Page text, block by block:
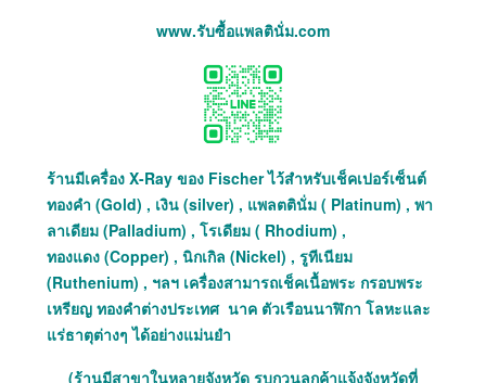
www.รับซื้อแพลตินั่ม.com
ร้านมีเครื่อง X-Ray ของ Fischer ไว้สำหรับเช็คเปอร์เซ็นต์
ทองคำ (Gold) , เงิน (silver) , แพลตตินั่ม ( Platinum) , พา
ลาเดียม (Palladium) , โรเดียม ( Rhodium) ,
ทองแดง (Copper) , นิกเกิล (Nickel) , รูทีเนียม
(Ruthenium) , ฯลฯ เครื่องสามารถเช็คเนื้อพระ กรอบพระ
เหรียญ ทองคำต่างประเทศ นาค ตัวเรือนนาฬิกา โลหะและ
แร่ธาตุต่างๆ ได้อย่างแม่นยำ
(ร้านมีสาขาในหลายจังหวัด รบกวนลูกค้าแจ้งจังหวัดที่